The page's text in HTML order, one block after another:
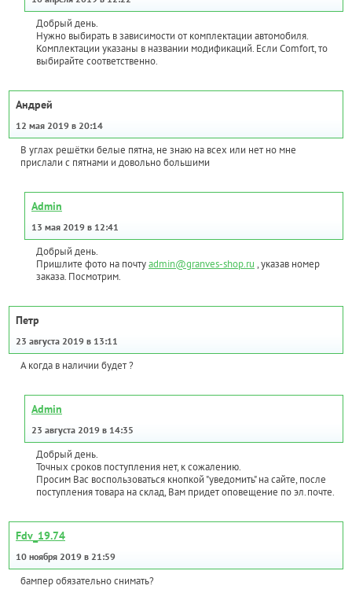
Добрый день.
Нужно выбирать в зависимости от комплектации автомобиля.
Комплектации указаны в названии модификаций. Если Comfort, то
выбирайте соответственно.
Андрей
12 мая 2019 в 20:14
В углах решётки белые пятна, не знаю на всех или нет но мне
прислали с пятнами и довольно большими
Admin
13 мая 2019 в 12:41
Добрый день.
Пришлите фото на почтуadmin@granves-shop.ru , указав номер
заказа. Посмотрим.
Петр
23 августа 2019 в 13:11
А когда в наличии будет ?
Admin
23 августа 2019 в 14:35
Добрый день.
Точных сроков поступления нет, к сожалению.
Просим Вас воспользоваться кнопкой "уведомить" на сайте, после
поступления товара на склад, Вам придет оповещение по эл.почте.
Fdv_19.74
10 ноября 2019 в 21:59
бампер обязательно снимать?